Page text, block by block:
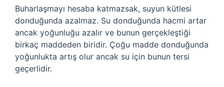
Buharlaşmayı hesaba katmazsak, suyun kütlesi
donduğunda azalmaz. Su donduğunda hacmi artar
ancak yoğunluğu azalır ve bunun gerçekleştiği
birkaç maddeden biridir. Çoğu madde donduğunda
yoğunlukta artış olur ancak su için bunun tersi
geçerlidir.